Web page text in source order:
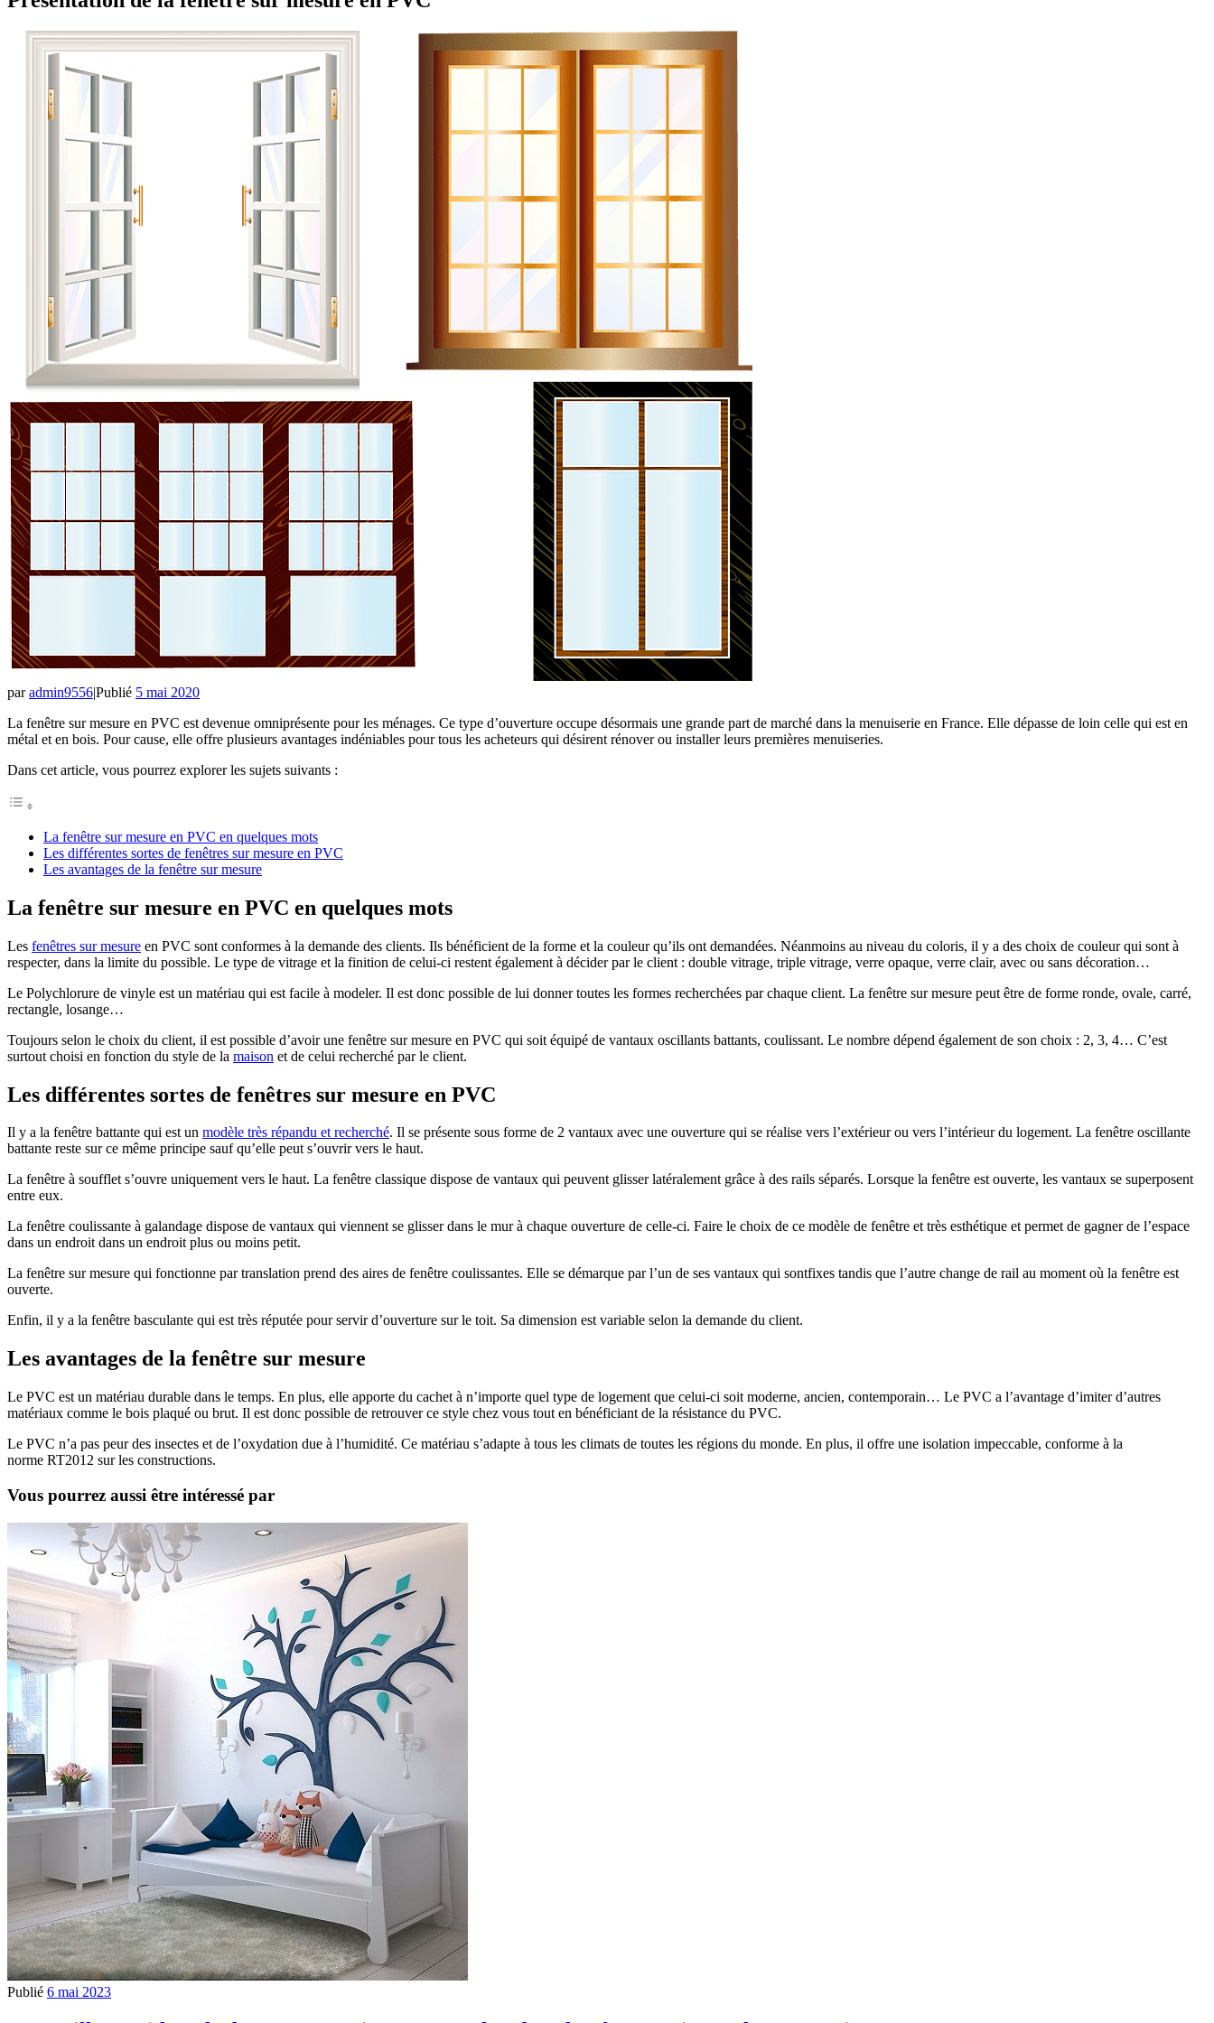
paradmin9556|Publié 5 mai 2020
La fenêtre sur mesure en PVC est devenue omniprésente pour les ménages. Ce type d’ouverture occupe désormais une grande part de marché dans la menuiserie en France. Elle dépasse de loin celle qui est en
métal et en bois. Pour cause, elle offre plusieurs avantages indéniables pour tous les acheteurs qui désirent rénover ou installer leurs premières menuiseries.
Dans cet article, vous pourrez explorer les sujets suivants :
La fenêtre sur mesure en PVC en quelques mots
Les différentes sortes de fenêtres sur mesure en PVC
Les avantages de la fenêtre sur mesure
La fenêtre sur mesure en PVC en quelques mots
Les fenêtres sur mesure en PVC sont conformes à la demande des clients. Ils bénéficient de la forme et la couleur qu’ils ont demandées. Néanmoins au niveau du coloris, il y a des choix de couleur qui sont à
respecter, dans la limite du possible. Le type de vitrage et la finition de celui-ci restent également à décider par le client : double vitrage, triple vitrage, verre opaque, verre clair, avec ou sans décoration…
Le Polychlorure de vinyle est un matériau qui est facile à modeler. Il est donc possible de lui donner toutes les formes recherchées par chaque client. La fenêtre sur mesure peut être de forme ronde, ovale, carré,
rectangle, losange…
Toujours selon le choix du client, il est possible d’avoir une fenêtre sur mesure en PVC qui soit équipé de vantaux oscillants battants, coulissant. Le nombre dépend également de son choix : 2, 3, 4… C’est
surtout choisi en fonction du style de la maison et de celui recherché par le client.
Les différentes sortes de fenêtres sur mesure en PVC
Il y a la fenêtre battante qui est un modèle très répandu et recherché. Il se présente sous forme de 2 vantaux avec une ouverture qui se réalise vers l’extérieur ou vers l’intérieur du logement. La fenêtre oscillante
battante reste sur ce même principe sauf qu’elle peut s’ouvrir vers le haut.
La fenêtre à soufflet s’ouvre uniquement vers le haut. La fenêtre classique dispose de vantaux qui peuvent glisser latéralement grâce à des rails séparés. Lorsque la fenêtre est ouverte, les vantaux se superposent
entre eux.
La fenêtre coulissante à galandage dispose de vantaux qui viennent se glisser dans le mur à chaque ouverture de celle-ci. Faire le choix de ce modèle de fenêtre et très esthétique et permet de gagner de l’espace
dans un endroit dans un endroit plus ou moins petit.
La fenêtre sur mesure qui fonctionne par translation prend des aires de fenêtre coulissantes. Elle se démarque par l’un de ses vantaux qui sontfixes tandis que l’autre change de rail au moment où la fenêtre est
ouverte.
Enfin, il y a la fenêtre basculante qui est très réputée pour servir d’ouverture sur le toit. Sa dimension est variable selon la demande du client.
Les avantages de la fenêtre sur mesure
Le PVC est un matériau durable dans le temps. En plus, elle apporte du cachet à n’importe quel type de logement que celui-ci soit moderne, ancien, contemporain… Le PVC a l’avantage d’imiter d’autres
matériaux comme le bois plaqué ou brut. Il est donc possible de retrouver ce style chez vous tout en bénéficiant de la résistance du PVC.
Le PVC n’a pas peur des insectes et de l’oxydation due à l’humidité. Ce matériau s’adapte à tous les climats de toutes les régions du monde. En plus, il offre une isolation impeccable, conforme à la
norme RT2012 sur les constructions.
Vous pourrez aussi être intéressé par
Publié 6 mai 2023